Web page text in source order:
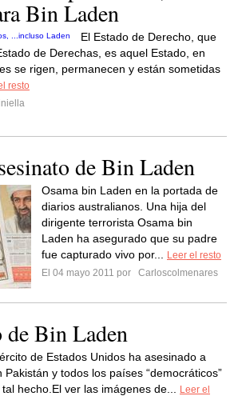
Bin Laden
El Estado de Derecho, que
de Derechas, es aquel Estado, en
se rigen, permanecen y están sometidas
resto
de Bin Laden
Osama bin Laden en la portada de
diarios australianos. Una hija del
dirigente terrorista Osama bin
Laden ha asegurado que su padre
fue capturado vivo por...
Leer el resto
El 04 mayo 2011 por
Carloscolmenares
de Bin Laden
de Estados Unidos ha asesinado a
y todos los países “democráticos”
hecho.El ver las imágenes de...
Leer el